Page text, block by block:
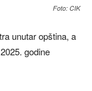
Foto: CIK
unutar opština, a
godine